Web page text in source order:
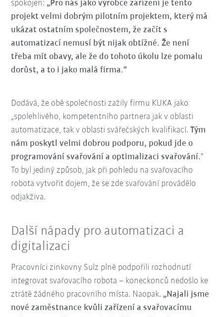
spokojen: „Pro nás jako výrobce zařízení je tento
projekt velmi dobrým pilotním projektem, který má
ukázat ostatním společnostem, že začít s
automatizací nemusí být nijak obtížné. Že není
třeba mít obavy, ale že do tohoto úkolu lze pomalu
dorůst, a to i jako malá firma.“
Dodává, že obě společnosti zažily firmu KUKA jako
„spolehlivého, kompetentního partnera jak v oblasti
automatizace, tak v oblasti svářečských kvalifikací.Tým
nám poskytl velmi dobrou podporu, pokud jde o
programování svařování a optimalizaci svařování."
To byl jediný způsob, jak při pohledu na svařovacího
robota vytvořit dojem, že se zde svařování provádělo
odjakživa.
Další nápady pro automatizaci a
digitalizaci
Pracovníci zinkovny Sulz plně podpořili rozhodnutí
integrovat svařovacího robota – koneckonců nedošlo ke
ztrátě žádného pracovního místa. Naopak. „Najali jsme
nové zaměstnance kvůli zařízení a svařovacímu